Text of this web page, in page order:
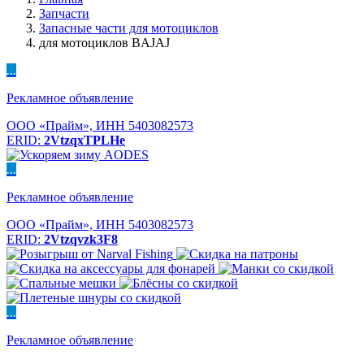
Запчасти
Запасные части для мотоциклов
для мотоциклов BAJAJ
...
Рекламное объявление
ООО «Прайм», ИНН 5403082573
ERID: 2VtzqxTPLHe
...
Рекламное объявление
ООО «Прайм», ИНН 5403082573
ERID: 2Vtzqvzk3F8
...
Рекламное объявление